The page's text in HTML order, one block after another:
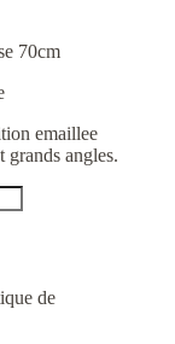
emaillee
grands angles.
de